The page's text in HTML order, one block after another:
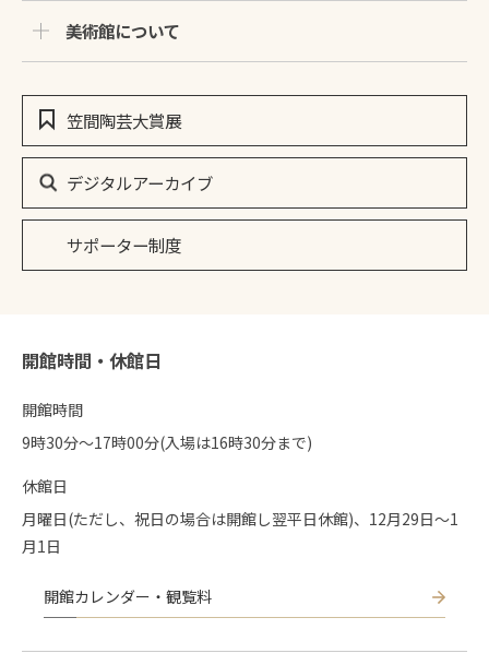
美術館について
笠間陶芸大賞展
デジタルアーカイブ
サポーター制度
開館時間・休館日
開館時間
9時30分〜17時00分(入場は16時30分まで)
休館日
月曜日(ただし、祝日の場合は開館し翌平日休館)、12月29日～1
月1日
開館カレンダー・観覧料